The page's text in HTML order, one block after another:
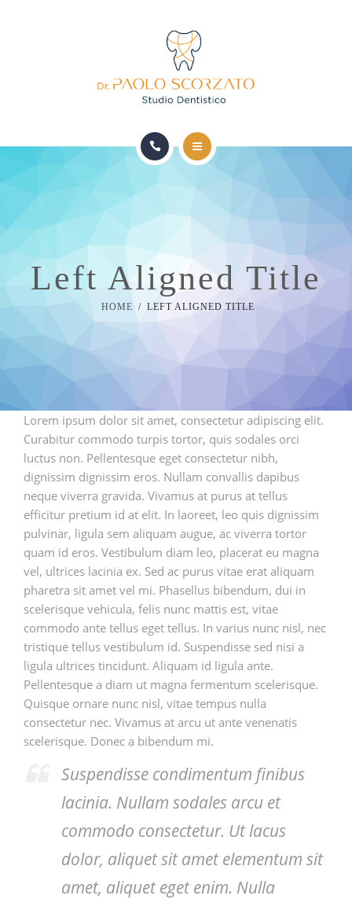
HOME
TERAPIE MEDICHE DOTT. D’AGATA
TERAPIE ODONTOIATRICHE DOTT. SCORZATO
SICUREZZA E QUALITÀ
Left Aligned Title
HOME LEFT ALIGNED TITLE
Lorem ipsum dolor sit amet, consectetur adipiscing elit.
Curabitur commodo turpis tortor, quis sodales orci
luctus non. Pellentesque eget consectetur nibh,
dignissim dignissim eros. Nullam convallis dapibus
neque viverra gravida. Vivamus at purus at tellus
efficitur pretium id at elit. In laoreet, leo quis dignissim
pulvinar, ligula sem aliquam augue, ac viverra tortor
quam id eros. Vestibulum diam leo, placerat eu magna
vel, ultrices lacinia ex. Sed ac purus vitae erat aliquam
pharetra sit amet vel mi. Phasellus bibendum, dui in
scelerisque vehicula, felis nunc mattis est, vitae
commodo ante tellus eget tellus. In varius nunc nisl, nec
tristique tellus vestibulum id. Suspendisse sed nisi a
ligula ultrices tincidunt. Aliquam id ligula ante.
Pellentesque a diam ut magna fermentum scelerisque.
Quisque ornare nunc nisl, vitae tempus nulla
consectetur nec. Vivamus at arcu ut ante venenatis
scelerisque. Donec a bibendum mi.
Suspendisse condimentum finibus
lacinia. Nullam sodales arcu et
commodo consectetur. Ut lacus
dolor, aliquet sit amet elementum sit
amet, aliquet eget enim. Nulla